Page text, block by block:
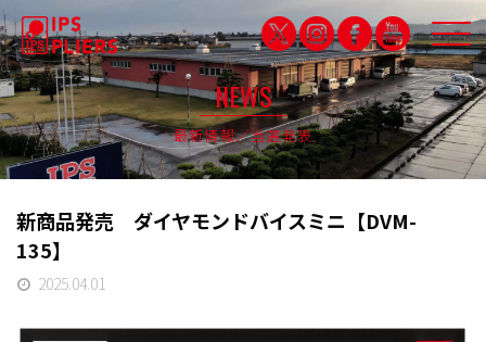
IPS QUALITY
品質保証
PARTNERSHIP
PRODUCTS
NEWS
最新情報／当選発表
新商品発売 ダイヤモンドバイスミニ【DVM-
135】
2025.04.01